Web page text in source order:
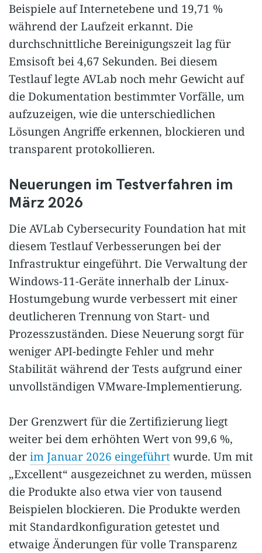
Beispiele auf Internetebene und 19,71 %
während der Laufzeit erkannt. Die
durchschnittliche Bereinigungszeit lag für
Emsisoft bei 4,67 Sekunden. Bei diesem
Testlauf legte AVLab noch mehr Gewicht auf
die Dokumentation bestimmter Vorfälle, um
aufzuzeigen, wie die unterschiedlichen
Lösungen Angriffe erkennen, blockieren und
transparent protokollieren.
Neuerungen im Testverfahren im
März 2026
Die AVLab Cybersecurity Foundation hat mit
diesem Testlauf Verbesserungen bei der
Infrastruktur eingeführt. Die Verwaltung der
Windows-11-Geräte innerhalb der Linux-
Hostumgebung wurde verbessert mit einer
deutlicheren Trennung von Start- und
Prozesszuständen. Diese Neuerung sorgt für
weniger API-bedingte Fehler und mehr
Stabilität während der Tests aufgrund einer
unvollständigen VMware-Implementierung.
Der Grenzwert für die Zertifizierung liegt
weiter bei dem erhöhten Wert von 99,6 %,
derim Januar 2026 eingeführtwurde. Um mit
„Excellent“ ausgezeichnet zu werden, müssen
die Produkte also etwa vier von tausend
Beispielen blockieren. Die Produkte werden
mit Standardkonfiguration getestet und
etwaige Änderungen für volle Transparenz